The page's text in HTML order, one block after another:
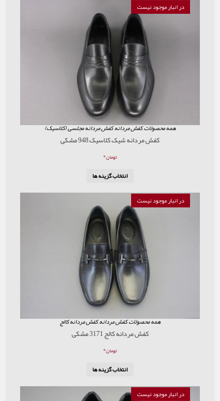
در انبار موجود نیست
همه محصولات,کفش مردانه,کفش مردانه مجلسی (کلاسیک)
کفش مردانه شیک کلاسیک 948 مشکی
تومان۰
انتخاب گزینه ها
در انبار موجود نیست
همه محصولات,کفش مردانه,کفش مردانه کالج
کفش مردانه کالج 3171 مشکی
تومان۰
انتخاب گزینه ها
در انبار موجود نیست